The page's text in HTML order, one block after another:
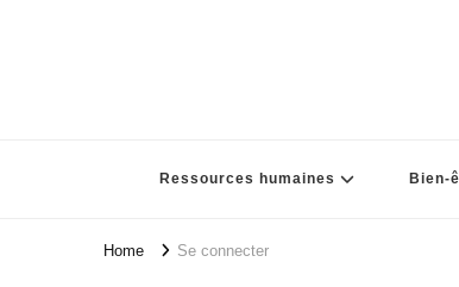
Ressources humaines Bien-
Home Se connecter